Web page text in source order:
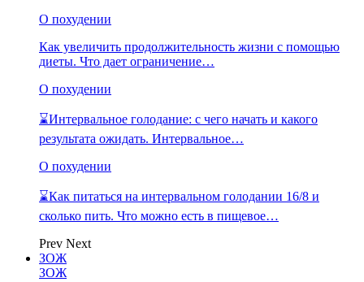
О похудении
Как увеличить продолжительность жизни с помощью
диеты. Что дает ограничение…
О похудении
⌛Интервальное голодание: с чего начать и какого
результата ожидать. Интервальное…
О похудении
⌛Как питаться на интервальном голодании 16/8 и
сколько пить. Что можно есть в пищевое…
Prev Next
ЗОЖ
ЗОЖ